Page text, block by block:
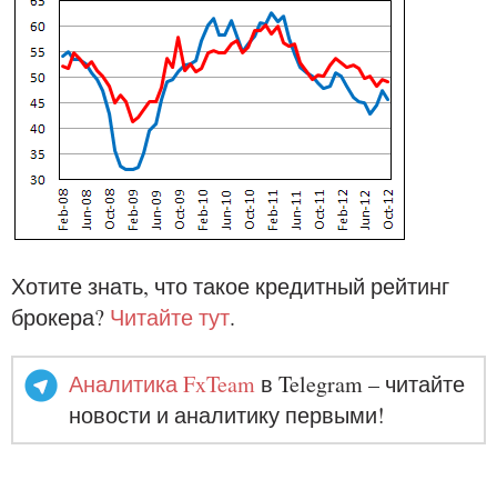
Хотите знать, что такое кредитный рейтинг
брокера? Читайте тут.
Аналитика FxTeam в Telegram – читайте
новости и аналитику первыми!